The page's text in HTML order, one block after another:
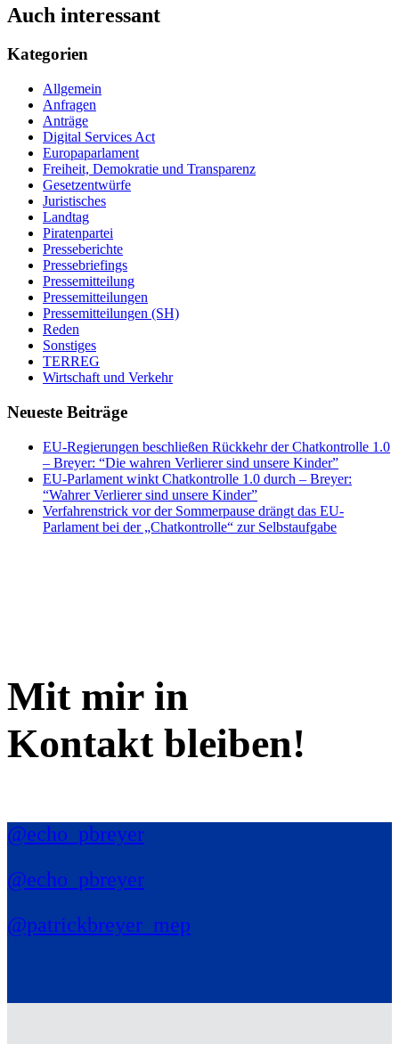
Auch interessant
Kategorien
Allgemein
Anfragen
Anträge
Digital Services Act
Europaparlament
Freiheit, Demokratie und Transparenz
Gesetzentwürfe
Juristisches
Landtag
Piratenpartei
Presseberichte
Pressebriefings
Pressemitteilung
Pressemitteilungen
Pressemitteilungen (SH)
Reden
Sonstiges
TERREG
Wirtschaft und Verkehr
Neueste Beiträge
EU-Regierungen beschließen Rückkehr der Chatkontrolle 1.0
– Breyer: “Die wahren Verlierer sind unsere Kinder”
EU-Parlament winkt Chatkontrolle 1.0 durch – Breyer:
“Wahrer Verlierer sind unsere Kinder”
Verfahrenstrick vor der Sommerpause drängt das EU-
Parlament bei der „Chatkontrolle“ zur Selbstaufgabe
Mit mir in
Kontakt bleiben!
@echo_pbreyer
@echo_pbreyer
@patrickbreyer_mep